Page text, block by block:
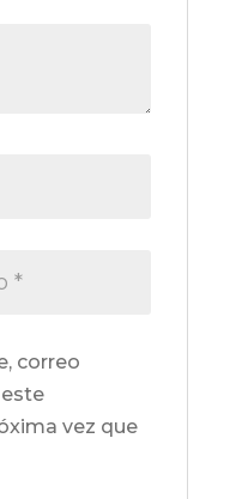
correo
vez que